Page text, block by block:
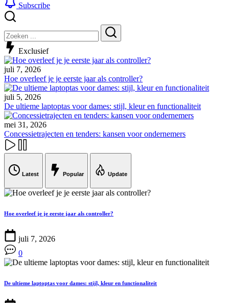
Subscribe
Zoeken
Zoeken
Exclusief
juli 7, 2026
Hoe overleef je je eerste jaar als controller?
juli 5, 2026
De ultieme laptoptas voor dames: stijl, kleur en functionaliteit
mei 31, 2026
Concessietrajecten en tenders: kansen voor ondernemers
Latest Popular Update
Hoe overleef je je eerste jaar als controller?
juli 7, 2026
0
De ultieme laptoptas voor dames: stijl, kleur en functionaliteit